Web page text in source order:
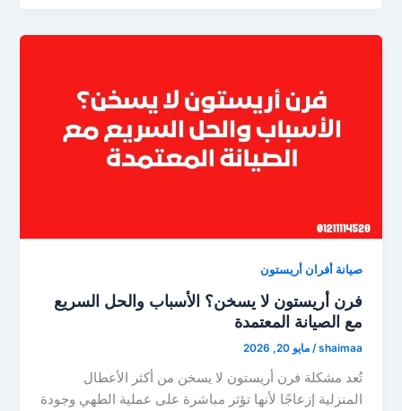
صيانة أفران أريستون
فرن أريستون لا يسخن؟ الأسباب والحل السريع
مع الصيانة المعتمدة
shaimaa
/مايو 20, 2026
تُعد مشكلة فرن أريستون لا يسخن من أكثر الأعطال
المنزلية إزعاجًا لأنها تؤثر مباشرة على عملية الطهي وجودة